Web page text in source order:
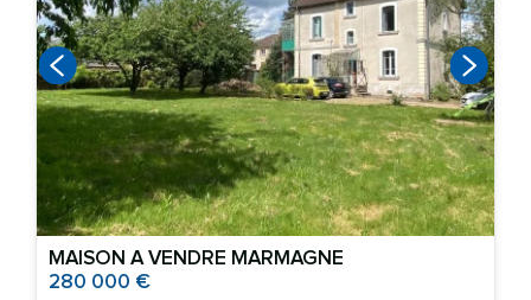
MAISON A VENDRE MARMAGNE
280 000 €